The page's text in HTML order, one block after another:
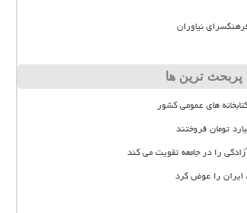
نیاوران
پربحث ترین ها
های عمومی کشور
را در جامعه تقویت می کند
را عوض کرد